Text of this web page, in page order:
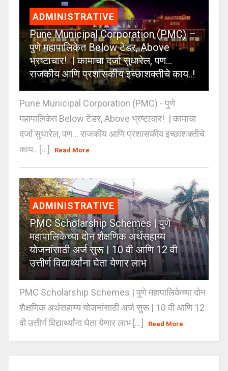
ADMINISTRATIVE
Pune Municipal Corporation (PMC) –
पुणे महापालिकेत Below टेंडर, Above
भ्रष्टाचार! | कामाचा दर्जा सुधारेल, पण…
राजकीय आणि प्रशासकीय इच्छाशक्तीचे काय..!
Pune Municipal Corporation (PMC) - पुणे
महापालिकेत Below टेंडर, Above भ्रष्टाचार! | कामाचा
दर्जा सुधारेल, पण… राजकीय आणि प्रशासकीय इच्छाशक्तीचे
काय.. [...]
Read More
ADMINISTRATIVE
PMC Scholarship Schemes | पुणे
महापालिकेच्या दोन शैक्षणिक अर्थसहाय्य
योजनांसाठी अर्ज सुरू | 10 वी आणि 12 वी
उत्तीर्ण विद्यार्थ्यांना घेता येणार लाभ
PMC Scholarship Schemes | पुणे महापालिकेच्या दोन
शैक्षणिक अर्थसहाय्य योजनांसाठी अर्ज सुरू | 10 वी आणि 12
वी उत्तीर्ण विद्यार्थ्यांना घेता येणार लाभ [...]
Read More